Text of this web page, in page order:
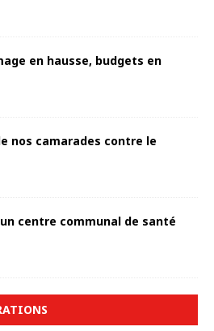
en hausse, budgets en
nos camarades contre le
centre communal de santé